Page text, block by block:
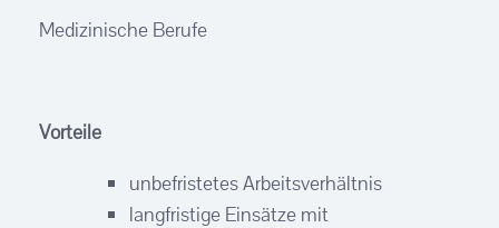
Medizinische Berufe
Vorteile
unbefristetes Arbeitsverhältnis
langfristige Einsätze mit